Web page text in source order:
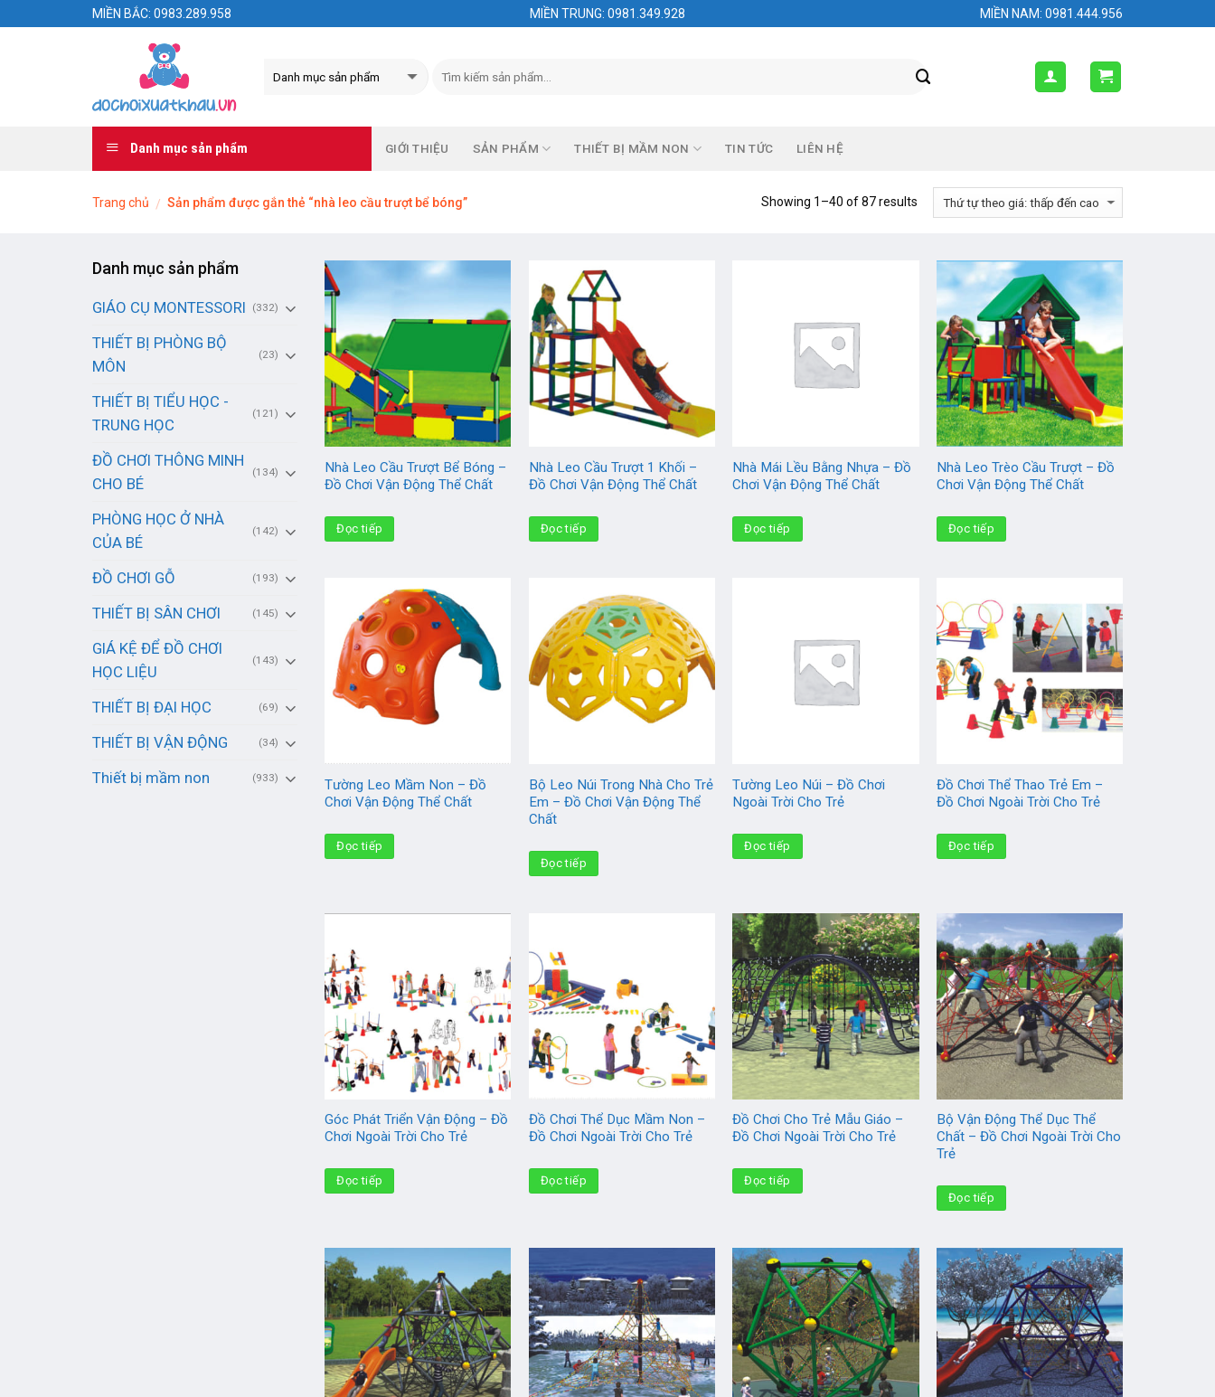
MIỀN BẮC: 0983.289.958 MIỀN TRUNG: 0981.349.928 MIỀN NAM: 0981.444.956
Danh mục sản phẩm GIỚI THIỆU SẢN PHẨM THIẾT BỊ MẦM NON TIN TỨC LIÊN HỆ
Trang chủ / Sản phẩm được gắn thẻ “nhà leo cầu trượt bể bóng” Showing 1–40 of 87 results
Danh mục sản phẩm
GIÁO CỤ MONTESSORI (332)
THIẾT BỊ PHÒNG BỘ
MÔN
(23)
THIẾT BỊ TIỂU HỌC -
TRUNG HỌC
(121)
ĐỒ CHƠI THÔNG MINH
CHO BÉ
(134)
PHÒNG HỌC Ở NHÀ
CỦA BÉ
(142)
ĐỒ CHƠI GỖ (193)
THIẾT BỊ SÂN CHƠI (145)
GIÁ KỆ ĐỂ ĐỒ CHƠI
HỌC LIỆU
(143)
THIẾT BỊ ĐẠI HỌC (69)
THIẾT BỊ VẬN ĐỘNG (34)
Thiết bị mầm non (933)
Nhà Leo Cầu Trượt Bể Bóng –
Đồ Chơi Vận Động Thể Chất
Đọc tiếp
Nhà Leo Cầu Trượt 1 Khối –
Đồ Chơi Vận Động Thể Chất
Đọc tiếp
Nhà Mái Lều Bằng Nhựa – Đồ
Chơi Vận Động Thể Chất
Đọc tiếp
Nhà Leo Trèo Cầu Trượt – Đồ
Chơi Vận Động Thể Chất
Đọc tiếp
Tường Leo Mầm Non – Đồ
Chơi Vận Động Thể Chất
Đọc tiếp
Bộ Leo Núi Trong Nhà Cho Trẻ
Em – Đồ Chơi Vận Động Thể
Chất
Đọc tiếp
Tường Leo Núi – Đồ Chơi
Ngoài Trời Cho Trẻ
Đọc tiếp
Đồ Chơi Thể Thao Trẻ Em –
Đồ Chơi Ngoài Trời Cho Trẻ
Đọc tiếp
Góc Phát Triển Vận Động – Đồ
Chơi Ngoài Trời Cho Trẻ
Đọc tiếp
Đồ Chơi Thể Dục Mầm Non –
Đồ Chơi Ngoài Trời Cho Trẻ
Đọc tiếp
Đồ Chơi Cho Trẻ Mẫu Giáo –
Đồ Chơi Ngoài Trời Cho Trẻ
Đọc tiếp
Bộ Vận Động Thể Dục Thể
Chất – Đồ Chơi Ngoài Trời Cho
Trẻ
Đọc tiếp